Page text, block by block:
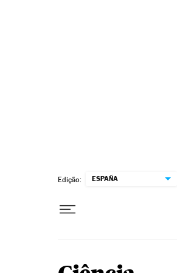
Edição: ESPAÑA